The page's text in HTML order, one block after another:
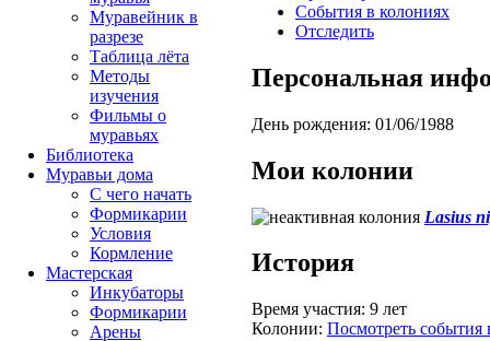
События в колониях
Отследить
Персональная
День рождения: 01/06/1988
Мои колонии
Lasius
История
Время участия: 9 лет
Колонии: Посмотреть события
Муравейник в
разрезе
Таблица лёта
Методы
изучения
Фильмы о
муравьях
Библиотека
Муравьи дома
С чего начать
Формикарии
Условия
Кормление
Мастерская
Инкубаторы
Формикарии
Арены